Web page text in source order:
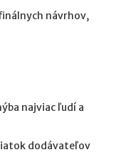
návrhov,
najviac ľudí a
dodávateľov